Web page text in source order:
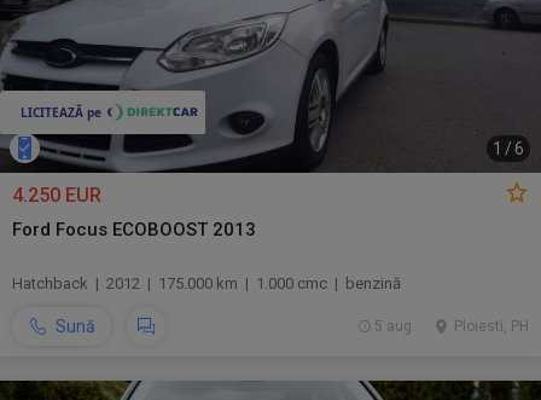
1 /6
4.250 EUR
Ford Focus ECOBOOST 2013
Hatchback | 2012 | 175.000 km | 1.000 cmc | benzină
Sună Ploiesti, PH
5 aug.